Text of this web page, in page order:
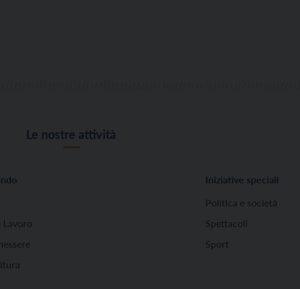
Le nostre attività
Lavoro
Iniziative speciali
Politica e società
Spettacoli
Sport